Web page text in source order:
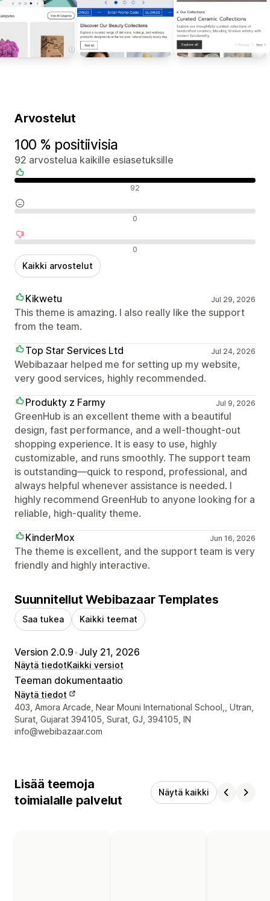
Arvostelut
100 % positiivisia
92 arvostelua kaikille esiasetuksille
92
0
0
Kaikki arvostelut
Kikwetu Jul 29, 2026
This theme is amazing. I also really like the support
from the team.
Top Star Services Ltd
Jul 24, 2026
Webibazaar helped me for setting up my website,
very good services, highly recommended.
Produkty z Farmy
Jul 9, 2026
GreenHub is an excellent theme with a beautiful
design, fast performance, and a well-thought-out
shopping experience. It is easy to use, highly
customizable, and runs smoothly. The support team
is outstanding—quick to respond, professional, and
always helpful whenever assistance is needed. I
highly recommend GreenHub to anyone looking for a
reliable, high-quality theme.
KinderMox
Jun 16, 2026
The theme is excellent, and the support team is very
friendly and highly interactive.
Suunnitellut Webibazaar Templates
Saa tukea Kaikki teemat
Version 2.0.9•July 21, 2026
Näytä tiedotKaikki versiot
Teeman dokumentaatio
Näytä tiedot
Suunnittelijan yhteystiedot
403, Amora Arcade, Near Mouni International School,, Utran,
Surat, Gujarat 394105, Surat, GJ, 394105, IN
info@webibazaar.com
Lisää teemoja
toimialalle palvelut
Näytä kaikki